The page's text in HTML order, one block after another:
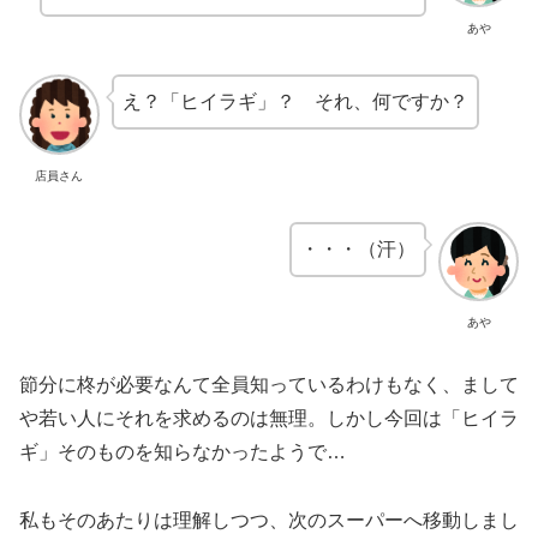
あや
店員さん
え？「ヒイラギ」？ それ、何ですか？
あや
・・・（汗）
節分に柊が必要なんて全員知っているわけもなく、まして
や若い人にそれを求めるのは無理。しかし今回は「ヒイラ
ギ」そのものを知らなかったようで…
私もそのあたりは理解しつつ、次のスーパーへ移動しまし